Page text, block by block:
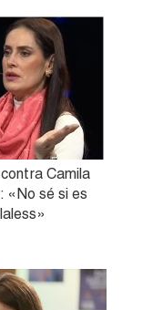
Camila
«No sé si es